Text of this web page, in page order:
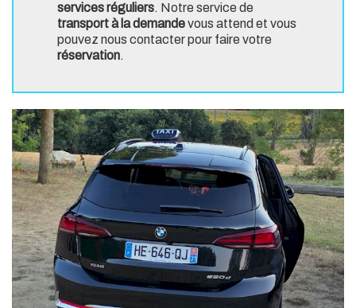
services réguliers. Notre service de
transport à la demandevous attend et vous
pouvez nous contacter pour faire votre
réservation.